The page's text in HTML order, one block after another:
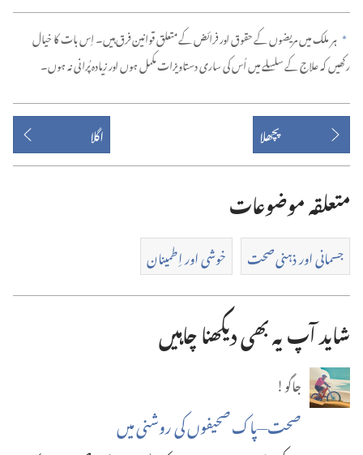
a ہر ملک میں مریضوں کے حقوق اور فرائض کے متعلق قوانین فرق ہیں۔ اِس بات کا خیال
رکھیں کہ علاج کے سلسلے میں اُس کی ساری دستاویزات مکمل ہوں اور زیادہ پُرانی نہ ہوں۔‏
پچھلا اگلا
متعلقہ موضوعات
جسمانی اور ذہنی صحت خوشی اور اِطمینان
شاید آپ یہ بھی دیکھنا چاہیں
جاگو!
صحت—‏پاک صحیفوں کی روشنی میں